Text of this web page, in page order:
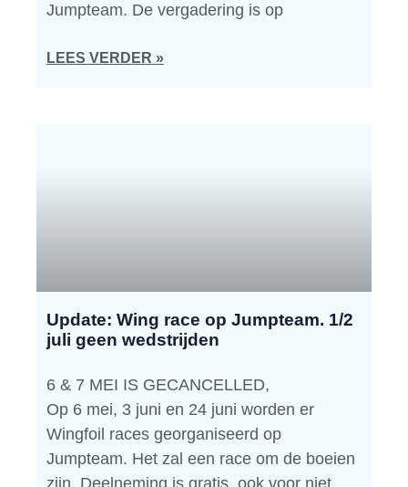
Jumpteam. De vergadering is op
LEES VERDER »
Update: Wing race op Jumpteam. 1/2
juli geen wedstrijden
6 & 7 MEI IS GECANCELLED,
Op 6 mei, 3 juni en 24 juni worden er
Wingfoil races georganiseerd op
Jumpteam. Het zal een race om de boeien
zijn. Deelneming is gratis, ook voor niet